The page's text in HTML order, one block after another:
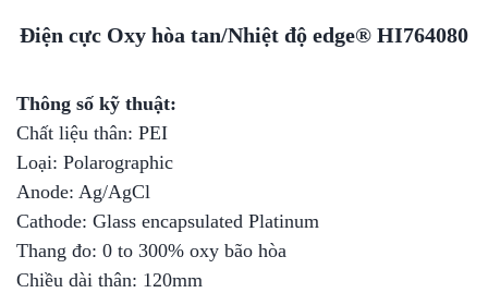
Điện cực Oxy hòa tan/Nhiệt độ edge® HI764080
Thông số kỹ thuật:
Chất liệu thân: PEI
Loại: Polarographic
Anode: Ag/AgCl
Cathode: Glass encapsulated Platinum
Thang đo: 0 to 300% oxy bão hòa
Chiều dài thân: 120mm